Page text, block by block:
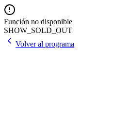
Función no disponible
SHOW_SOLD_OUT
Volver al programa